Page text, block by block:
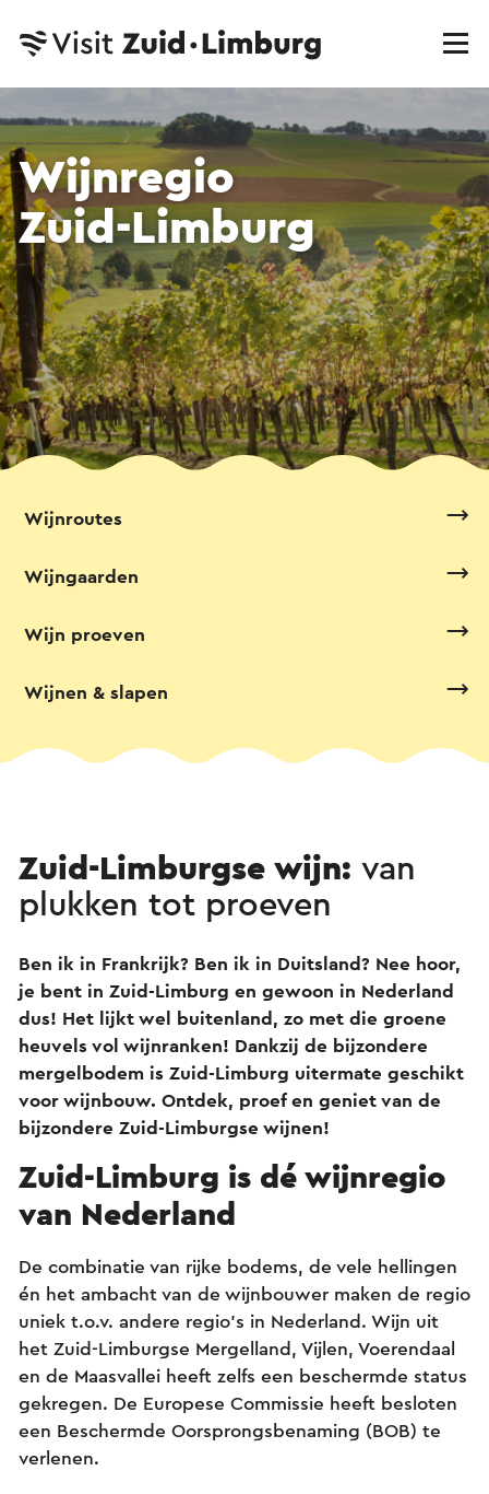
Wijnroutes
Wijngaarden
Wijn proeven
Wijnen & slapen
Wijnregio
Zuid-Limburg
Zuid-Limburgse wijn: van
plukken tot proeven
Ben ik in Frankrijk? Ben ik in Duitsland? Nee hoor,
je bent in Zuid-Limburg en gewoon in Nederland
dus! Het lijkt wel buitenland, zo met die groene
heuvels vol wijnranken! Dankzij de bijzondere
mergelbodem is Zuid-Limburg uitermate geschikt
voor wijnbouw. Ontdek, proef en geniet van de
bijzondere Zuid-Limburgse wijnen!
Zuid-Limburg is dé wijnregio
van Nederland
De combinatie van rijke bodems, de vele hellingen
én het ambacht van de wijnbouwer maken de regio
uniek t.o.v. andere regio's in Nederland. Wijn uit
het Zuid-Limburgse Mergelland, Vijlen, Voerendaal
en de Maasvallei heeft zelfs een beschermde status
gekregen. De Europese Commissie heeft besloten
een Beschermde Oorsprongsbenaming (BOB) te
verlenen.